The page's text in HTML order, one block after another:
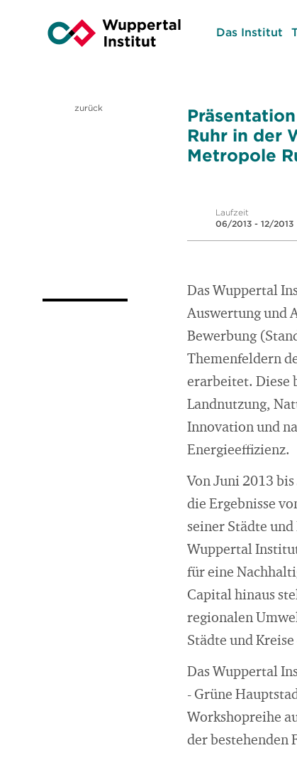
Das Institut
zurück
Ruhr in der
Metropole
Laufzeit
06/2013 - 12/2013
Das Wuppertal
Auswertung und
Bewerbung
Themenfeldern
erarbeitet. Diese
Landnutzung,
Innovation und
Energieeffizienz.
Von Juni 2013
die Ergebnisse
seiner Städte
Wuppertal
für eine
Capital hinaus
regionalen
Städte und
Das Wuppertal
- Grüne
Workshopreihe
der bestehenden